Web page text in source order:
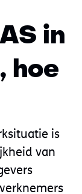
in
hoe
is
van